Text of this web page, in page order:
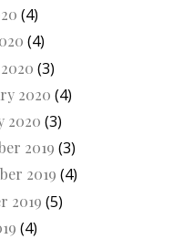
(4)
(4)
(3)
2020 (4)
2020 (3)
2019 (3)
2019 (4)
2019 (5)
(4)